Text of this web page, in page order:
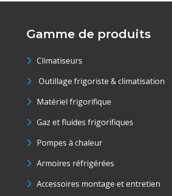
Gamme de produits
Climatiseurs
Outillage frigoriste & climatisation
Matériel frigorifique
Gaz et fluides frigorifiques
Pompes à chaleur
Armoires réfrigérées
Accessoires montage et entretien